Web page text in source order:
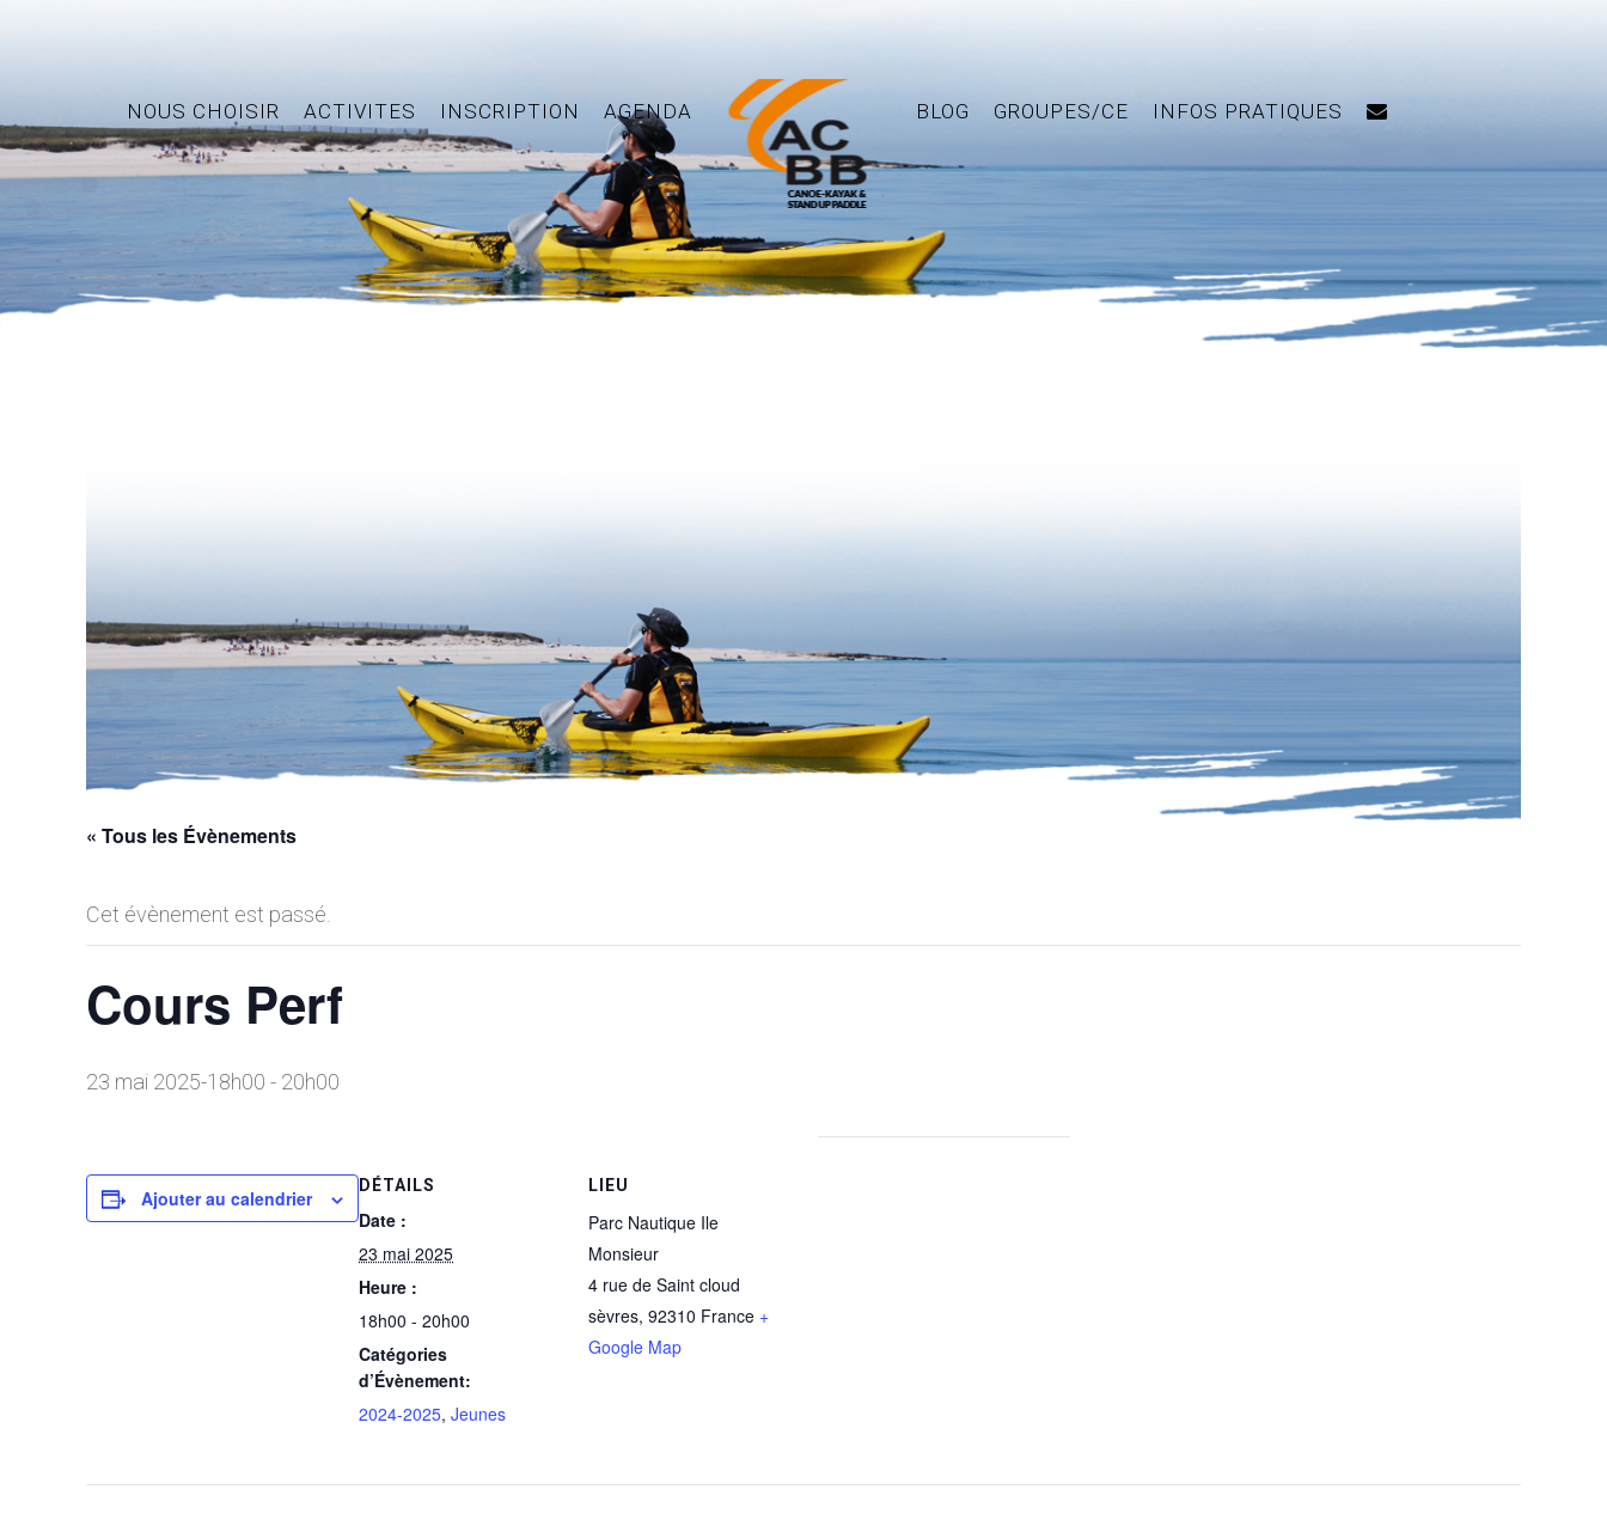
NOUS CHOISIR ACTIVITES INSCRIPTION AGENDA BLOG GROUPES/CE INFOS PRATIQUES
« Tous les Évènements
Cet évènement est passé.
Cours Perf
23 mai 2025-18h00 - 20h00
Ajouter au calendrier
DÉTAILS
Date :
23 mai 2025
Heure :
18h00 - 20h00
Catégories
d’Évènement:
2024-2025, Jeunes
LIEU
Parc Nautique Ile
Monsieur
4 rue de Saint cloud
sèvres, 92310 France +
Google Map